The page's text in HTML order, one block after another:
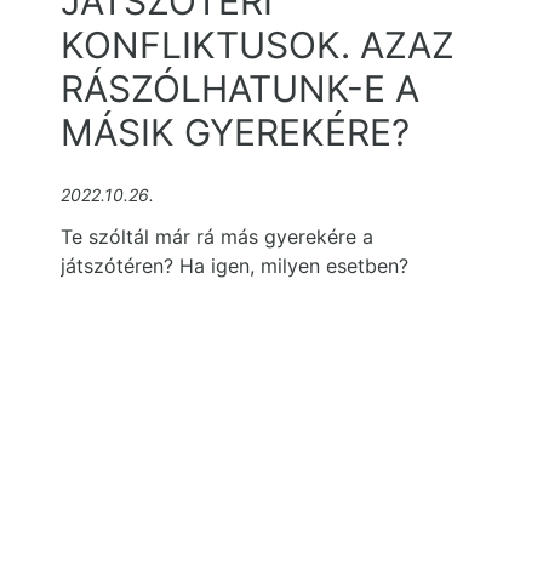
KONFLIKTUSOK. AZAZ
RÁSZÓLHATUNK-E A
MÁSIK GYEREKÉRE?
2022.10.26.
Te szóltál már rá más gyerekére a
játszótéren? Ha igen, milyen esetben?